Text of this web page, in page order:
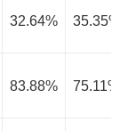
32.64% 35.35%
83.88% 75.11%